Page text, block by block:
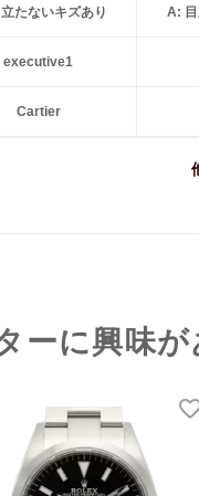
たないキズあり A: 目
executive1
Cartier
ーに興味